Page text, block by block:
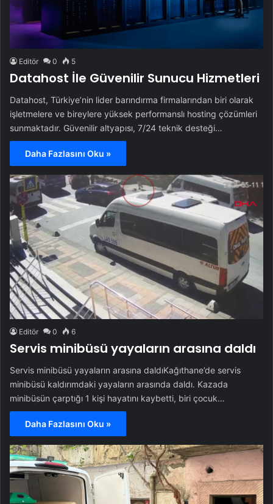
Editör 0 5
Datahost İle Güvenilir Sunucu Hizmetleri
Datahost, Türkiye’nin lider barındırma firmalarından biri olarak
işletmelere ve bireylere yüksek performanslı hosting çözümleri
sunmaktadır. Güvenilir altyapısı, 7/24 teknik desteği…
Daha Fazlasını Oku »
Editör 0 6
Servis minibüsü yayaların arasına daldı
Servis minibüsü yayaların arasına daldıKağıthane’de servis
minibüsü kaldırımdaki yayaların arasında daldı. Kazada
minibüsün çarptığı 1 kişi hayatını kaybetti, biri çocuk…
Daha Fazlasını Oku »